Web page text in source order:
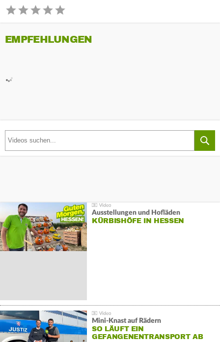
EMPFEHLUNGEN
Ausstellungen und Hofläden
KÜRBISHÖFE IN HESSEN
Mini-Knast auf Rädern
SO LÄUFT EIN
GEFANGENENTRANSPORT AB